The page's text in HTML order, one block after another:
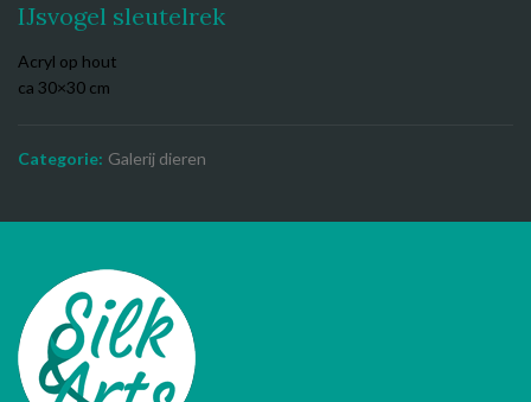
IJsvogel sleutelrek
Acryl op hout
ca 30×30 cm
Categorie: Galerij dieren